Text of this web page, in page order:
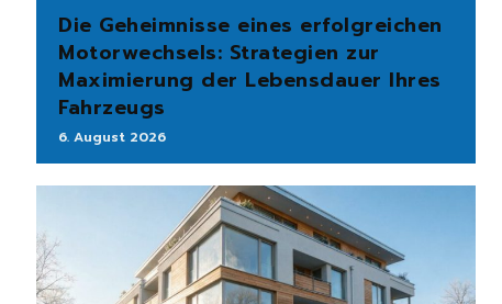
Die Geheimnisse eines erfolgreichen
Motorwechsels: Strategien zur
Maximierung der Lebensdauer Ihres
Fahrzeugs
6. August 2026